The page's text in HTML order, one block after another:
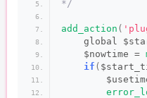
*/
add_action (
global
    $nowtime =
if (